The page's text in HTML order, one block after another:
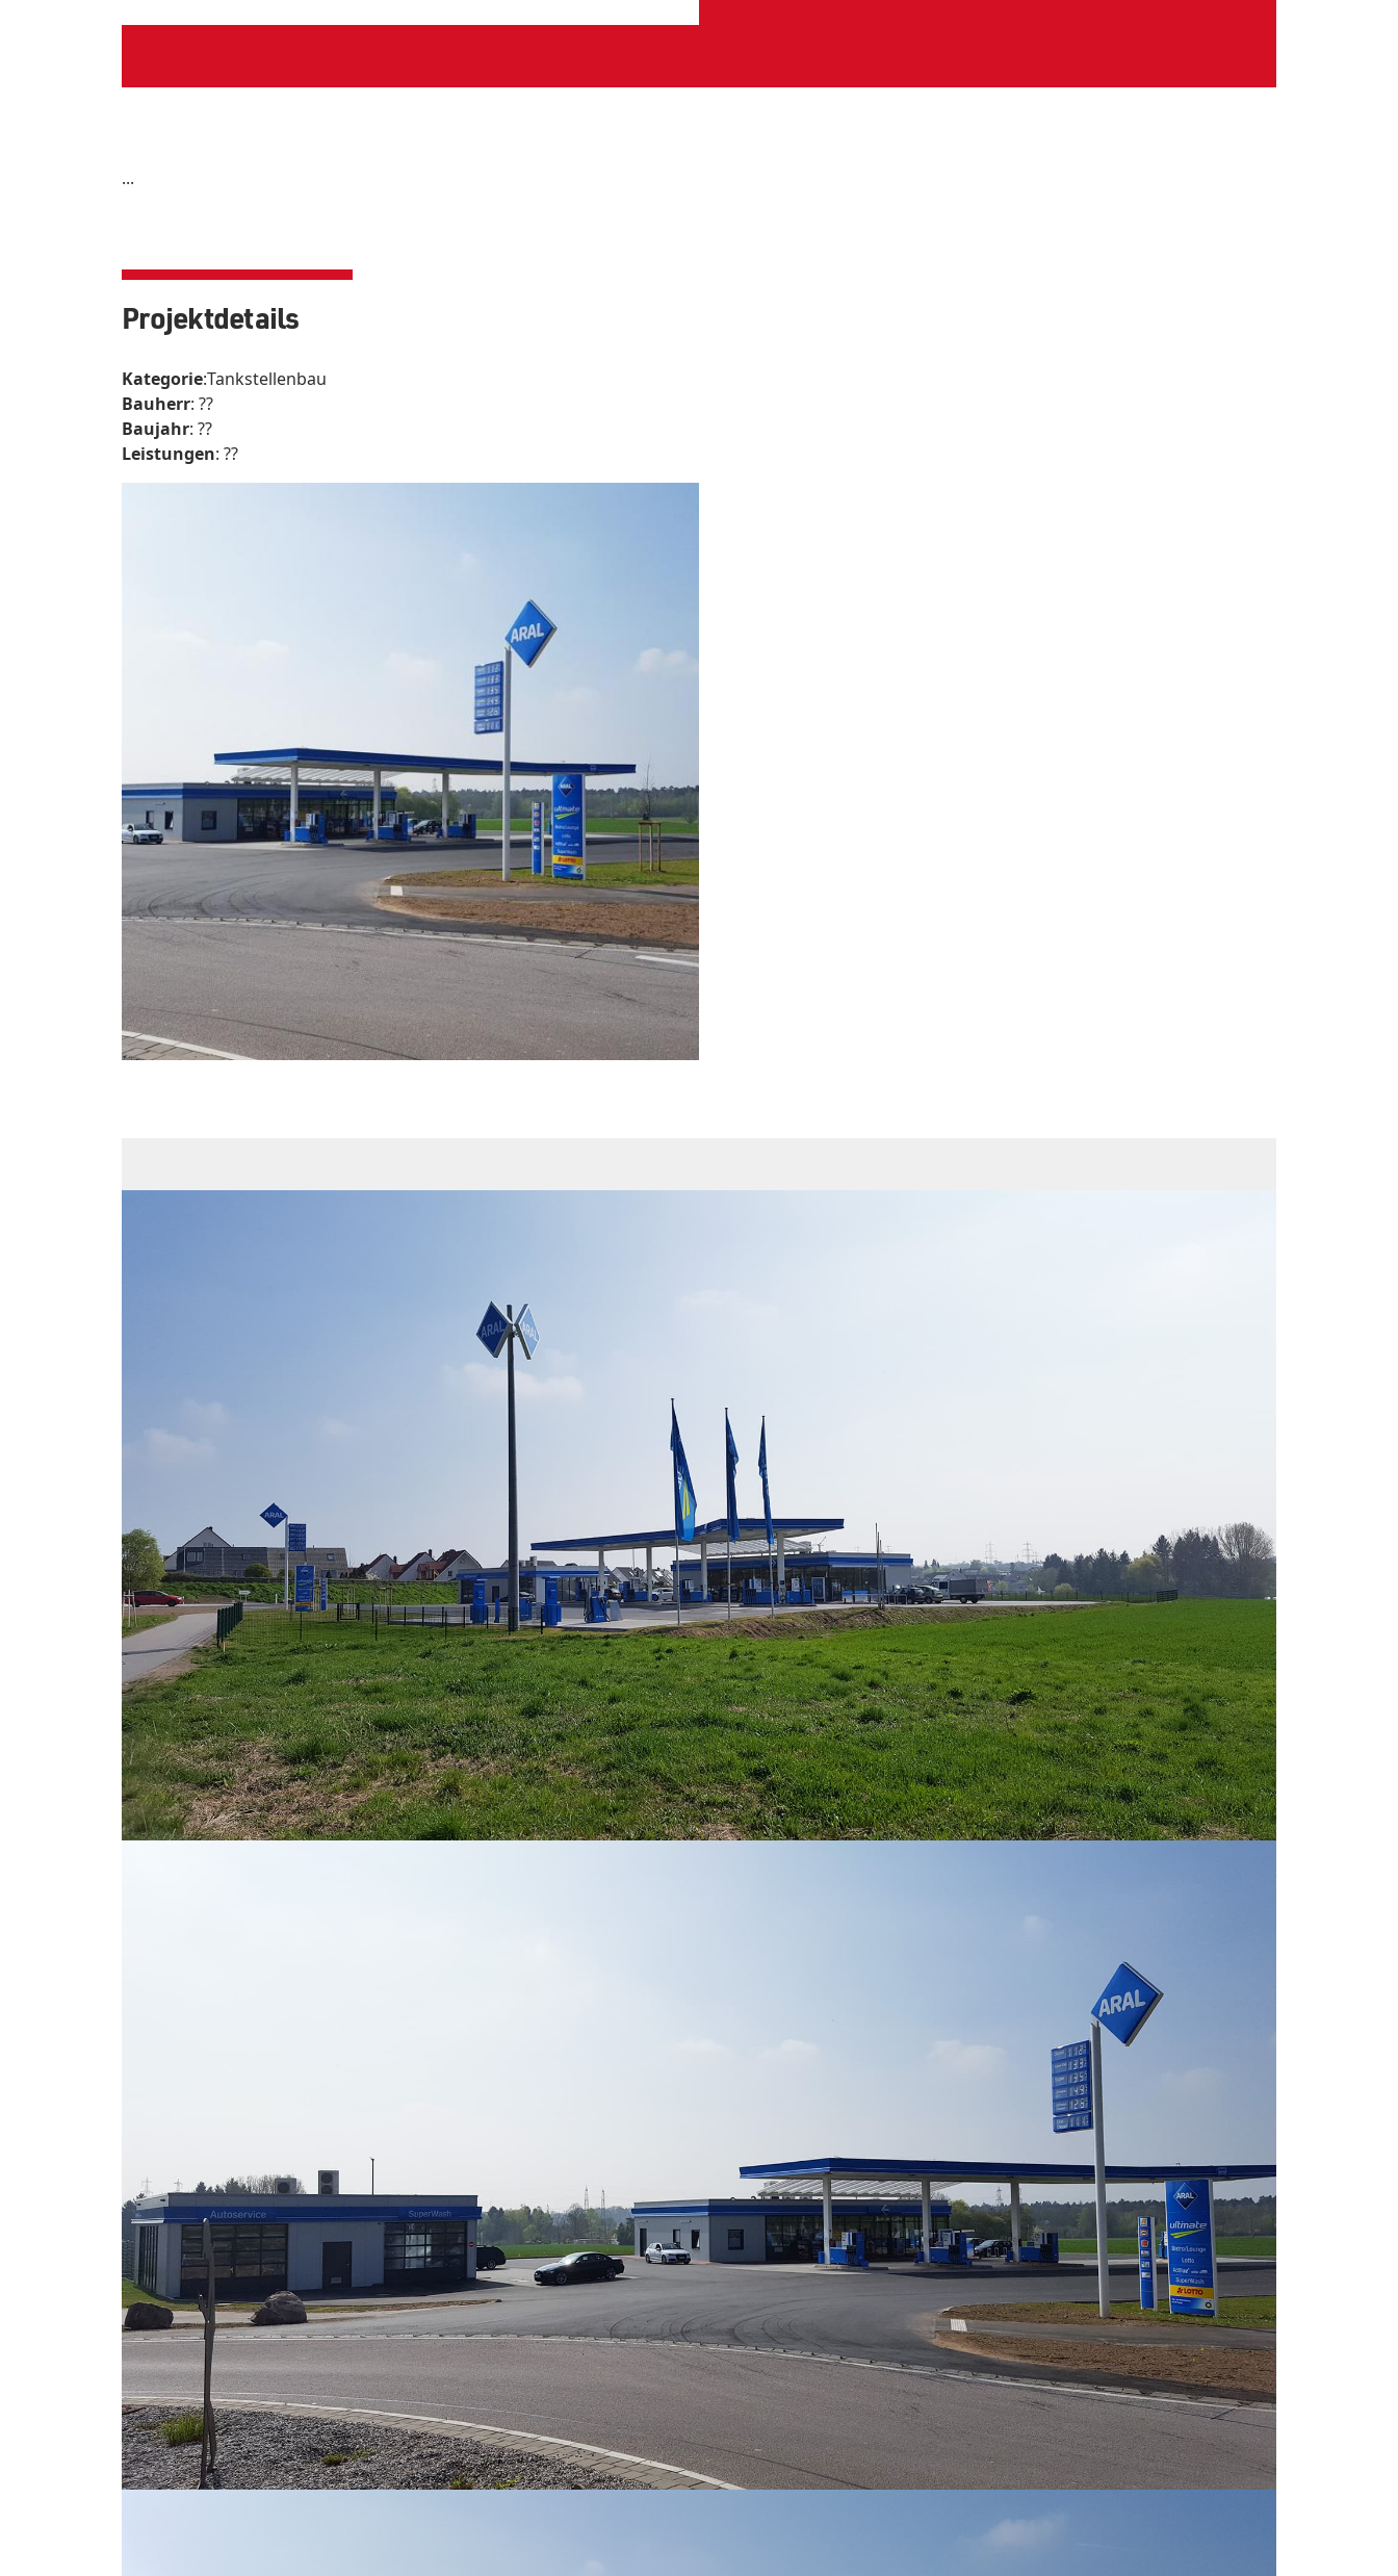
...
Projektdetails
Kategorie:Tankstellenbau
Bauherr: ??
Baujahr: ??
Leistungen: ??